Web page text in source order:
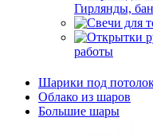
Гирлянды,
работы
Шарики под
Облако из шаров
Большие шары